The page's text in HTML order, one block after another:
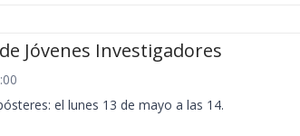
Jóvenes Investigadores
el lunes 13 de mayo a las 14.